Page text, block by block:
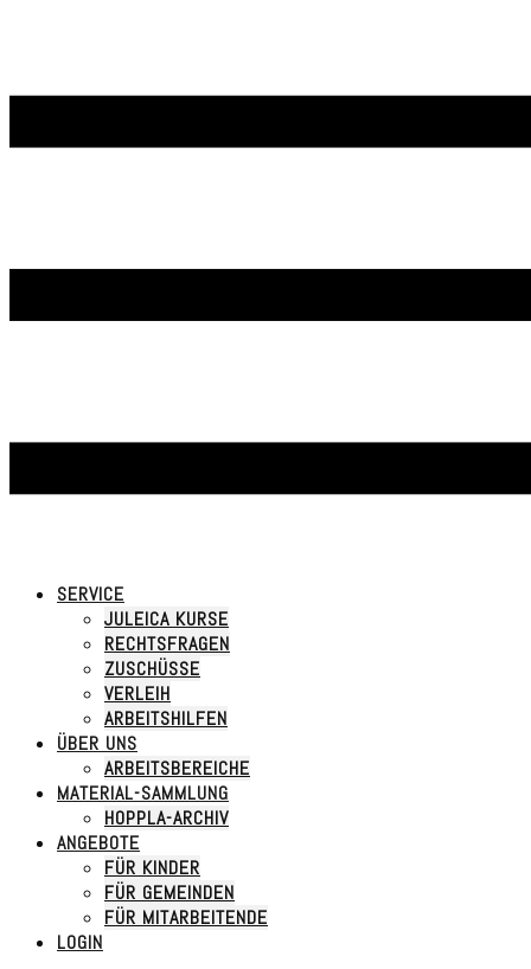
SERVICE
JULEICA KURSE
RECHTSFRAGEN
ZUSCHÜSSE
VERLEIH
ARBEITSHILFEN
ÜBER UNS
ARBEITSBEREICHE
MATERIAL-SAMMLUNG
HOPPLA-ARCHIV
ANGEBOTE
FÜR KINDER
FÜR GEMEINDEN
FÜR MITARBEITENDE
LOGIN